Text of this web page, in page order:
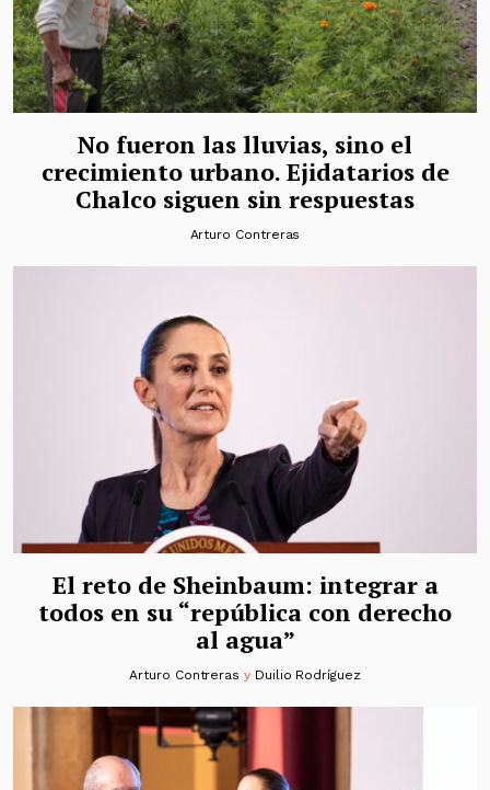
No fueron las lluvias, sino el
crecimiento urbano. Ejidatarios de
Chalco siguen sin respuestas
Arturo Contreras
El reto de Sheinbaum: integrar a
todos en su “república con derecho
al agua”
Arturo Contreras y Duilio Rodríguez